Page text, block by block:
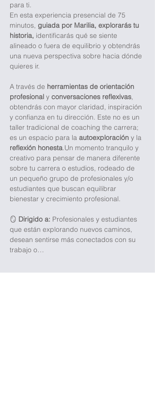
para ti.
En esta experiencia presencial de 75
minutos, guiada por Marilia, explorarás tu
historia, identificarás qué se siente
alineado o fuera de equilibrio y obtendrás
una nueva perspectiva sobre hacia dónde
quieres ir.
A través de herramientas de orientación
profesional y conversaciones reflexivas,
obtendrás con mayor claridad, inspiración
y confianza en tu dirección. Este no es un
taller tradicional de coaching the carrera;
es un espacio para la autoexploración y la
reflexión honesta.Un momento tranquilo y
creativo para pensar de manera diferente
sobre tu carrera o estudios, rodeado de
un pequeño grupo de profesionales y/o
estudiantes que buscan equilibrar
bienestar y crecimiento profesional.
🪞 Dirigido a: Profesionales y estudiantes
que están explorando nuevos caminos,
desean sentirse más conectados con su
trabajo o…
Mostrar más